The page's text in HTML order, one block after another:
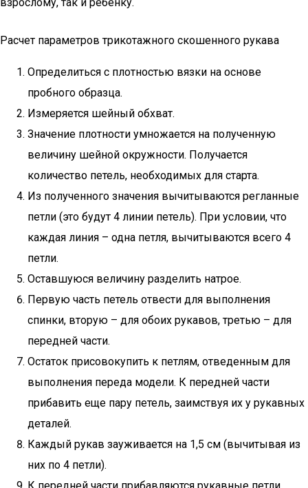
Расчет параметров трикотажного скошенного рукава
Определиться с плотностью вязки на основе
пробного образца.
Измеряется шейный обхват.
Значение плотности умножается на полученную
величину шейной окружности. Получается
количество петель, необходимых для старта.
Из полученного значения вычитываются регланные
петли (это будут 4 линии петель). При условии, что
каждая линия – одна петля, вычитываются всего 4
петли.
Оставшуюся величину разделить натрое.
Первую часть петель отвести для выполнения
спинки, вторую – для обоих рукавов, третью – для
передней части.
Остаток присовокупить к петлям, отведенным для
выполнения переда модели. К передней части
прибавить еще пару петель, заимствуя их у рукавных
деталей.
Каждый рукав зауживается на 1,5 см (вычитывая из
них по 4 петли).